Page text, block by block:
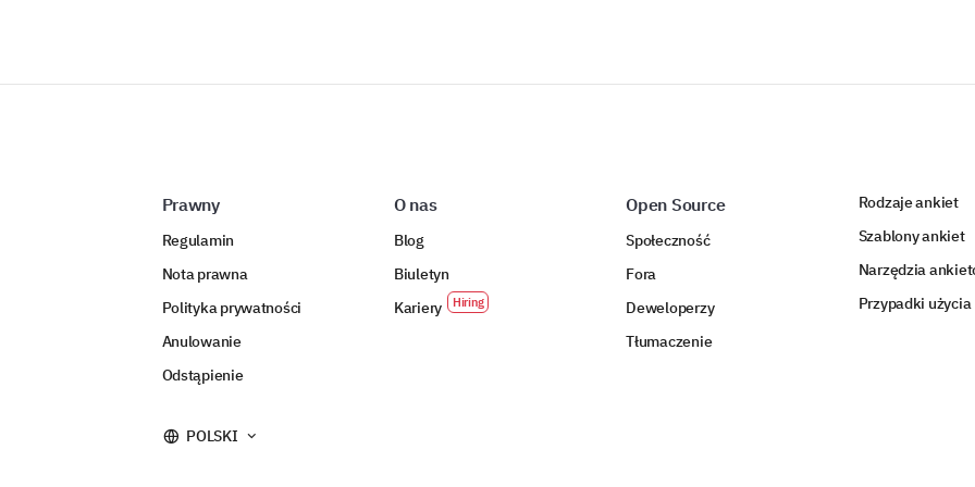
Prawny
Regulamin
Nota prawna
Polityka prywatności
Anulowanie
Odstąpienie
O nas
Blog
Biuletyn
Kariery
Open Source
Społeczność
Fora
Deweloperzy
Tłumaczenie
Rodzaje ankiet
Szablony ankiet
Narzędzia
Przypadki użycia
POLSKI